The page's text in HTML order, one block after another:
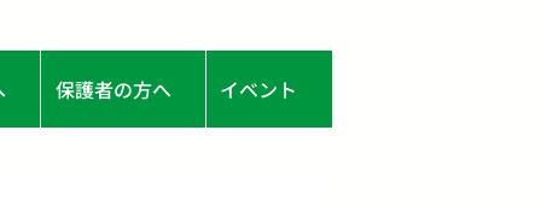
保護者の方へ イベント